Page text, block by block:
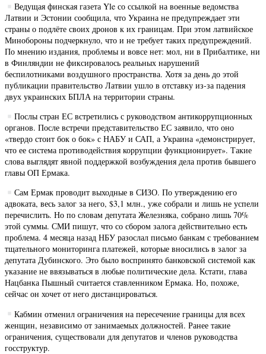
Ведущая финская газета Yle со ссылкой на военные ведомства
Латвии и Эстонии сообщила, что Украина не предупреждает эти
страны о подлёте своих дронов к их границам. При этом латвийское
Минобороны подчеркнуло, что и не требует таких предупреждений.
По мнению издания, проблемы и вовсе нет: мол, ни в Прибалтике, ни
в Финляндии не фиксировалось реальных нарушений
беспилотниками воздушного пространства. Хотя за день до этой
публикации правительство Латвии ушло в отставку из-за падения
двух украинских БПЛА на территории страны.
Послы стран ЕС встретились с руководством антикоррупционных
органов. После встречи представительство ЕС заявило, что оно
«твердо стоит бок о бок» с НАБУ и САП, а Украина «демонстрирует,
что ее система противодействия коррупции функционирует». Такие
слова выглядят явной поддержкой возбуждения дела против бывшего
главы ОП Ермака.
Сам Ермак проводит выходные в СИЗО. По утверждению его
адвоката, весь залог за него, $3,1 млн., уже собрали и лишь не успели
перечислить. Но по словам депутата Железняка, собрано лишь 70%
этой суммы. СМИ пишут, что со сбором залога действительно есть
проблема. 4 месяца назад НБУ разослал письмо банкам с требованием
тщательного мониторинга платежей, которые вносились в залог за
депутата Дубинского. Это было воспринято банковской системой как
указание не ввязываться в любые политические дела. Кстати, глава
Нацбанка Пышный считается ставленником Ермака. Но, похоже,
сейчас он хочет от него дистанцироваться.
Кабмин отменил ограничения на пересечение границы для всех
женщин, независимо от занимаемых должностей. Ранее такие
ограничения, существовали для депутатов и членов руководства
госструктур.